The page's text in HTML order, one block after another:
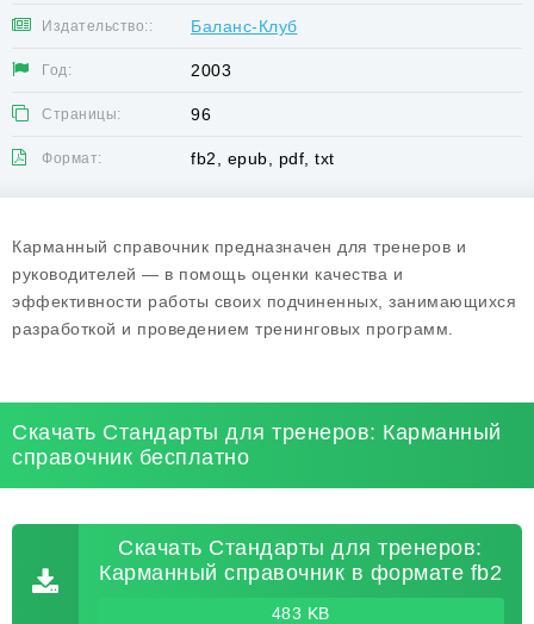
Издательство:: Баланс-Клуб
Год: 2003
Страницы: 96
Формат: fb2, epub, pdf, txt
Карманный справочник предназначен для тренеров и
руководителей — в помощь оценки качества и
эффективности работы своих подчиненных, занимающихся
разработкой и проведением тренинговых программ.
Скачать Стандарты для тренеров: Карманный
справочник бесплатно
Скачать Стандарты для тренеров:
Карманный справочник в формате fb2
483 KB